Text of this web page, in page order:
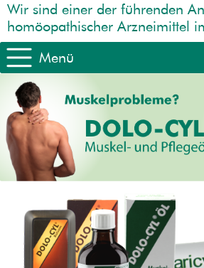
Wir sind einer der führenden
homöopathischer Arzneimittel
Menü